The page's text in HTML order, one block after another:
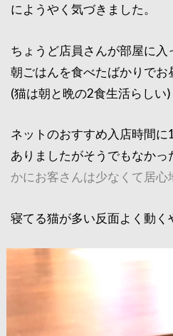
にようやく気づきました。
ちょうど店員さんが部屋に入
朝ごはんを食べたばかりでお
(猫は朝と晩の2食生活らしい)
ネットのおすすめ入店時間
ありましたがそうでもなか
かにお客さんは少なくて居心
寝てる猫が多い反面よく動く